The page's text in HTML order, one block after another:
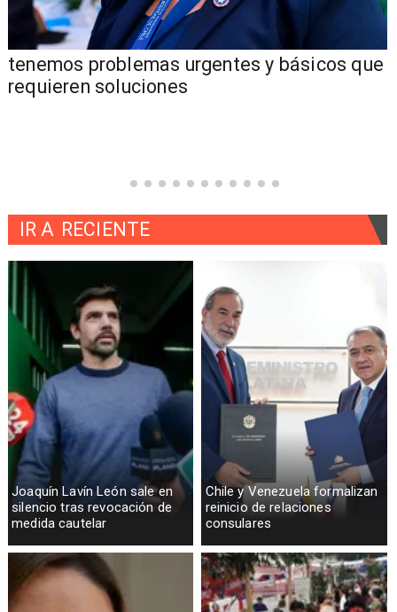
tenemos problemas urgentes y básicos que
requieren soluciones
Joaquín Lavín León sale en
silencio tras revocación de
medida cautelar
Chile y Venezuela formalizan
reinicio de relaciones
consulares
IR A RECIENTE